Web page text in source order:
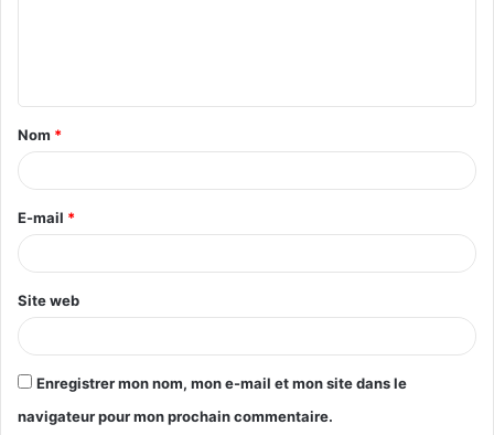
t
a
i
e
*
Nom *
E-mail *
Site web
Enregistrer mon nom, mon e-mail et mon site dans le
navigateur pour mon prochain commentaire.